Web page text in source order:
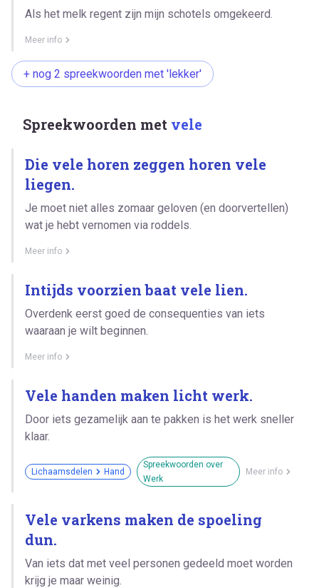
Als het melk regent zijn mijn schotels omgekeerd.
Meer info
+ nog 2 spreekwoorden met 'lekker'
Spreekwoorden met vele
Die vele horen zeggen horen vele
liegen.
Je moet niet alles zomaar geloven (en doorvertellen)
wat je hebt vernomen via roddels.
Meer info
Intijds voorzien baat vele lien.
Overdenk eerst goed de consequenties van iets
waaraan je wilt beginnen.
Meer info
Vele handen maken licht werk.
Door iets gezamelijk aan te pakken is het werk sneller
klaar.
Lichaamsdelen Hand
Spreekwoorden over
Werk
Meer info
Vele varkens maken de spoeling
dun.
Van iets dat met veel personen gedeeld moet worden
krijg je maar weinig.